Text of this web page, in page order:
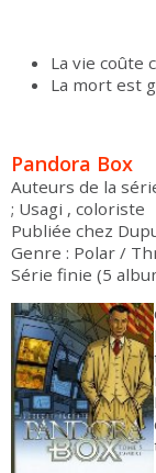
La vie coûte
La mort est
Pandora Box
Auteurs de la
; Usagi , coloriste
Publiée chez
Genre : Polar /
Série finie (5